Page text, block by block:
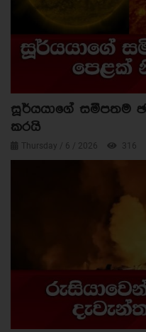
සූර්යයාගේ සමීපතම
කරයි
Thursday / 6 / 2026 316